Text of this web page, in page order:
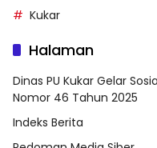
Kukar
Halaman
Dinas PU Kukar Gelar
Nomor 46 Tahun 2025
Indeks Berita